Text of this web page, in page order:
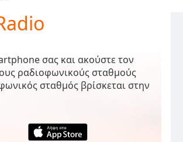
σας και ακούστε τον
ραδιοφωνικούς σταθμούς
σταθμός βρίσκεται στην